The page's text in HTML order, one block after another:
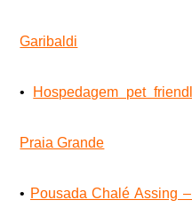
Garibaldi
• Hospedagem pet
Praia Grande
• Pousada Chalé Assing